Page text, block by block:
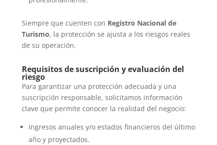
Siempre que cuenten con Registro Nacional de
Turismo, la protección se ajusta a los riesgos reales
de su operación.
Requisitos de suscripción y evaluación del
riesgo
Para garantizar una protección adecuada y una
suscripción responsable, solicitamos información
clave que permite conocer la realidad del negocio:
Ingresos anuales y/o estados financieros del último
año y proyectados.